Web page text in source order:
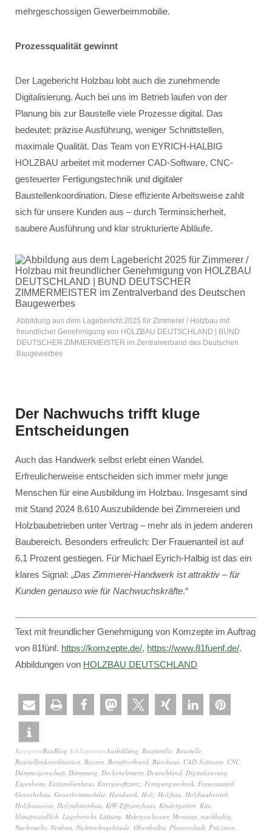
mehrgeschossigen Gewerbeimmobilie.
Prozessqualität gewinnt
Der Lagebericht Holzbau lobt auch die zunehmende
Digitalisierung. Auch bei uns im Betrieb laufen von der
Planung bis zur Baustelle viele Prozesse digital. Das
bedeutet: präzise Ausführung, weniger Schnittstellen,
maximale Qualität. Das Team von EYRICH-HALBIG
HOLZBAU arbeitet mit moderner CAD-Software, CNC-
gesteuerter Fertigungstechnik und digitaler
Baustellenkoordination. Diese effiziente Arbeitsweise zahlt
sich für unsere Kunden aus – durch Terminsicherheit,
saubere Ausführung und klar strukturierte Abläufe.
Abbildung aus dem Lagebericht 2025 für Zimmerer / Holzbau mit
freundlicher Genehmigung von HOLZBAU DEUTSCHLAND | BUND
DEUTSCHER ZIMMERMEISTER im Zentralverband des Deutschen
Baugewerbes
Der Nachwuchs trifft kluge
Entscheidungen
Auch das Handwerk selbst erlebt einen Wandel.
Erfreulicherweise entscheiden sich immer mehr junge
Menschen für eine Ausbildung im Holzbau. Insgesamt sind
mit Stand 2024 8.610 Auszubildende bei Zimmereien und
Holzbaubetrieben unter Vertrag – mehr als in jedem anderen
Baubereich. Besonders erfreulich: Der Frauenanteil ist auf
6,1 Prozent gestiegen. Für Michael Eyrich-Halbig ist das ein
klares Signal: „Das Zimmerei-Handwerk ist attraktiv – für
Kunden genauso wie für Nachwuchskräfte.“
Text mit freundlicher Genehmigung von Komzepte im Auftrag
von 81fünf. https://komzepte.de/, https://www.81fuenf.de/.
Abbildungen von HOLZBAU DEUTSCHLAND
KategorieBauBlog SchlagwörterAusbildung, Baufamilie, Baustelle,
Baustellenkoordination, Bayern, Berufsverband, Bürohaus, CAD-Software, CNC,
Dämmeigenschaft, Dämmung, Deckenelement, Deutschland, Digitalisierung,
Eigenheim, Einfamilienhaus, Energieeffizienz, Fertigungstechnik, Frauenanteil,
Gewerbebau, Gewerbeimmobilie, Handwerk, Holz, Holzbau, Holzbaubetrieb,
Holzbauweise, Holzrahmenbau, KfW-Effizienzhaus, Kindergarten, Kita,
klimafreundlich, Lagebericht, Lüftung, Mehrgeschosser, Montage, nachhaltig,
Nachwuchs, Neubau, Nichtwohngebäude, Oberthulba, Photovoltaik, Präzision,